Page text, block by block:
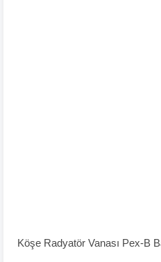
Köşe Radyatör Vanası Pex-B